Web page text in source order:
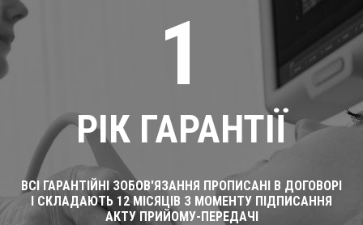
1
РІК ГАРАНТІЇ
ВСІ ГАРАНТІЙНІ ЗОБОВ'ЯЗАННЯ ПРОПИСАНІ В ДОГОВОРІ
І СКЛАДАЮТЬ 12 МІСЯЦІВ З МОМЕНТУ ПІДПИСАННЯ
АКТУ ПРИЙОМУ-ПЕРЕДАЧІ